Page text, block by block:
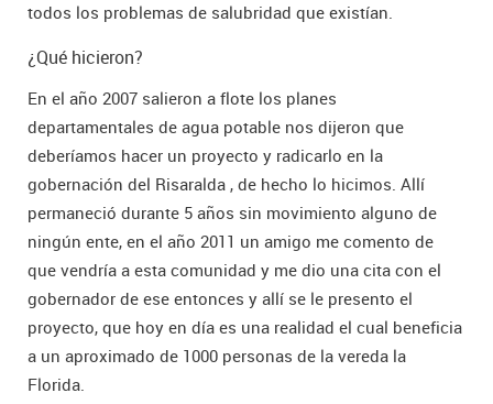
todos los problemas de salubridad que existían.
¿Qué hicieron?
En el año 2007 salieron a flote los planes
departamentales de agua potable nos dijeron que
deberíamos hacer un proyecto y radicarlo en la
gobernación del Risaralda , de hecho lo hicimos. Allí
permaneció durante 5 años sin movimiento alguno de
ningún ente, en el año 2011 un amigo me comento de
que vendría a esta comunidad y me dio una cita con el
gobernador de ese entonces y allí se le presento el
proyecto, que hoy en día es una realidad el cual beneficia
a un aproximado de 1000 personas de la vereda la
Florida.